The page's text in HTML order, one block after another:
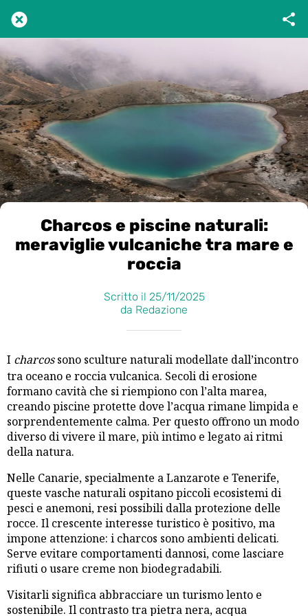
Charcos e piscine naturali:
meraviglie vulcaniche tra mare e
roccia
Scritto il 25/11/2025
da Redazione
I charcossono sculture naturali modellate dall’incontro
tra oceano e roccia vulcanica. Secoli di erosione
formano cavità che si riempiono con l’alta marea,
creando piscine protette dove l’acqua rimane limpida e
sorprendentemente calma. Per questo offrono un modo
diverso di vivere il mare, più intimo e legato ai ritmi
della natura.
Nelle Canarie, specialmente a Lanzarote e Tenerife,
queste vasche naturali ospitano piccoli ecosistemi di
pesci e anemoni, resi possibili dalla protezione delle
rocce. Il crescente interesse turistico è positivo, ma
impone attenzione: i charcos sono ambienti delicati.
Serve evitare comportamenti dannosi, come lasciare
rifiuti o usare creme non biodegradabili.
Visitarli significa abbracciare un turismo lento e
sostenibile. Il contrasto tra pietra nera, acqua